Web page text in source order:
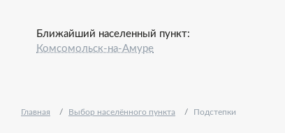
Ближайший населенный пункт:
Комсомольск-на-Амуре
Главная Выбор населённого пункта Подстепки